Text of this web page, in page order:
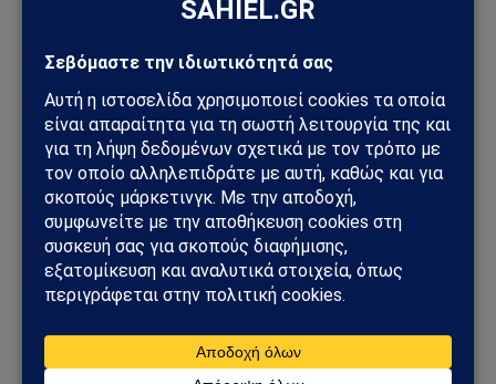
φωτιά στα Σκόπια
ΒΑΛΚΆΝΙΑ